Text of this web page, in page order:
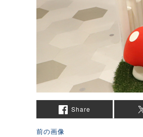
Share
前の画像